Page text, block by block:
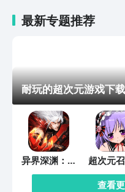
最新专题推荐
耐玩的超次元游戏下载
异界深渊：觉
醒
超次元
查看